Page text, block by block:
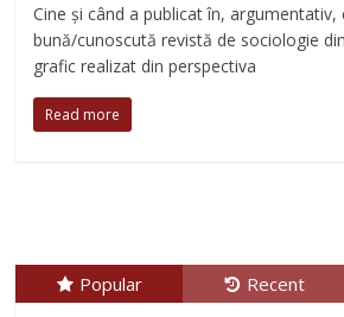
Cine și când a publicat în, argumentativ,
bună/cunoscută revistă de sociologie
grafic realizat din perspectiva
Read more
Popular Recent